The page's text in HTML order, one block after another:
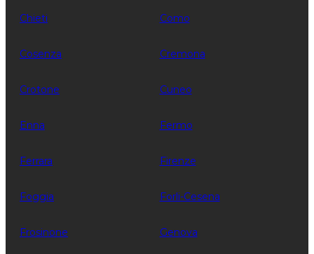
Chieti Como
Cosenza Cremona
Crotone Cuneo
Enna Fermo
Ferrara Firenze
Foggia Forli-Cesena
Frosinone Genova